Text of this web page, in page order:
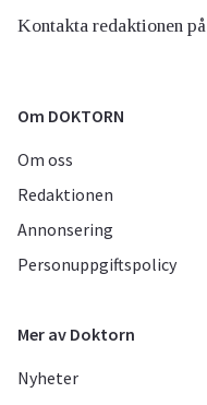
Kontakta redaktionen på
Om DOKTORN
Om oss
Redaktionen
Annonsering
Personuppgiftspolicy
Mer av Doktorn
Nyheter